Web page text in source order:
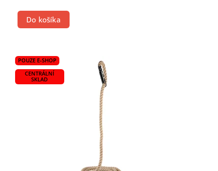
Do košíka
POUZE E-SHOP
CENTRÁLNÍ
SKLAD